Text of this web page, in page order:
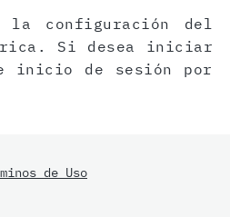
la configuración del
Si desea iniciar
inicio de sesión por
de Uso